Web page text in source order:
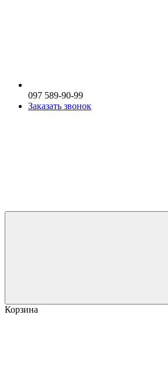
097 589-90-99
Заказать звонок
Корзина